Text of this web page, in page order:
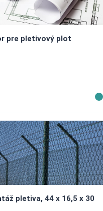
pre pletivový plot
pletiva, 44 x 16,5 x 30